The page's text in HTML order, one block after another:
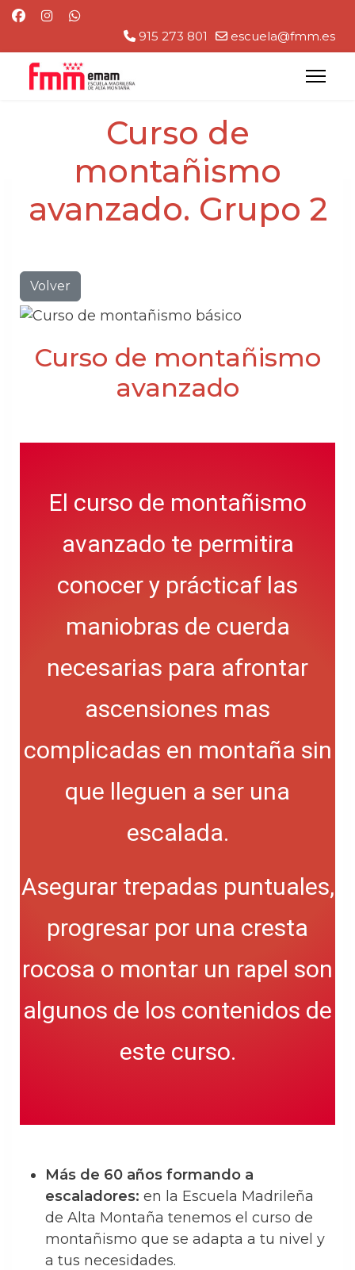
915 273 801 escuela@fmm.es
Curso de
montañismo
avanzado. Grupo 2
Volver
Curso de montañismo
avanzado
El curso de montañismo
avanzado te permitira
conocer y prácticaf las
maniobras de cuerda
necesarias para afrontar
ascensiones mas
complicadas en montaña sin
que lleguen a ser una
escalada.
Asegurar trepadas puntuales,
progresar por una cresta
rocosa o montar un rapel son
algunos de los contenidos de
este curso.
Más de 60 años formando a
escaladores: en la Escuela Madrileña
de Alta Montaña tenemos el curso de
montañismo que se adapta a tu nivel y
a tus necesidades.